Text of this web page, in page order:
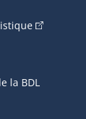
nouvelle
fenêtre.)
(Cet
la BDL